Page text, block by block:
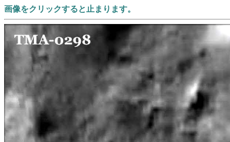
画像をクリックすると止まります。